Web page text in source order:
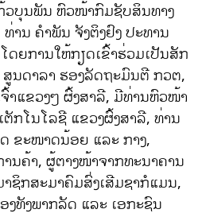
ວບຸນພັນ ຫົວໜ້າກົມຊັບສິນທາງ
ານ ຄຳພັນ ຈັງຕິງຢົງ ປະທານ
ດຍການໃຫ້ກຽດເຂົ້າຮ່ວມເປັນສັກ
ນດາລາ ຮອງລັດຖະມົນຕີ ກວຕ,
າແຂວງໆ ຜົ້ງສາລີ, ມີທ່ານຫົວໜ້າ
ກໂນໂລຊີ ແຂວງຜົ້ງສາລີ, ທ່ານ
ຂະໜາດນ້ອຍ ແລະ ກາງ,
ນຄ້າ, ຜູ້ຕາງໜ້າຈາກທະນາຄານ
ຊິກສະມາຄົມສົ່ງເສີມຊາກໍແມນ,
ທັງພາກລັດ ແລະ ເອກະຊົນ